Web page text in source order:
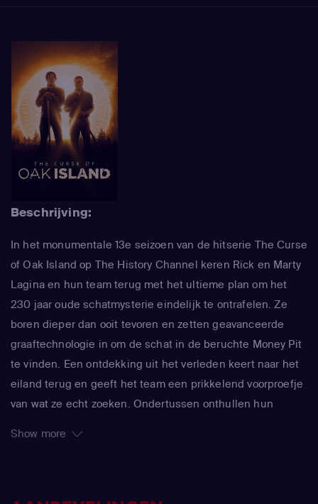
Beschrijving:
In het monumentale 13e seizoen van de hitserie The Curse
of Oak Island op The History Channel keren Rick en Marty
Lagina en hun team terug met het ultieme plan om het
230 jaar oude schatmysterie eindelijk te ontrafelen. Ze
boren dieper dan ooit tevoren en zetten geavanceerde
graaftechnologie in om de schat in de beruchte Money Pit
te vinden. Een ontdekking uit het verleden keert naar het
eiland terug en geeft het team een prikkelend voorproefje
van wat ze echt zoeken. Ondertussen onthullen hun
Show more